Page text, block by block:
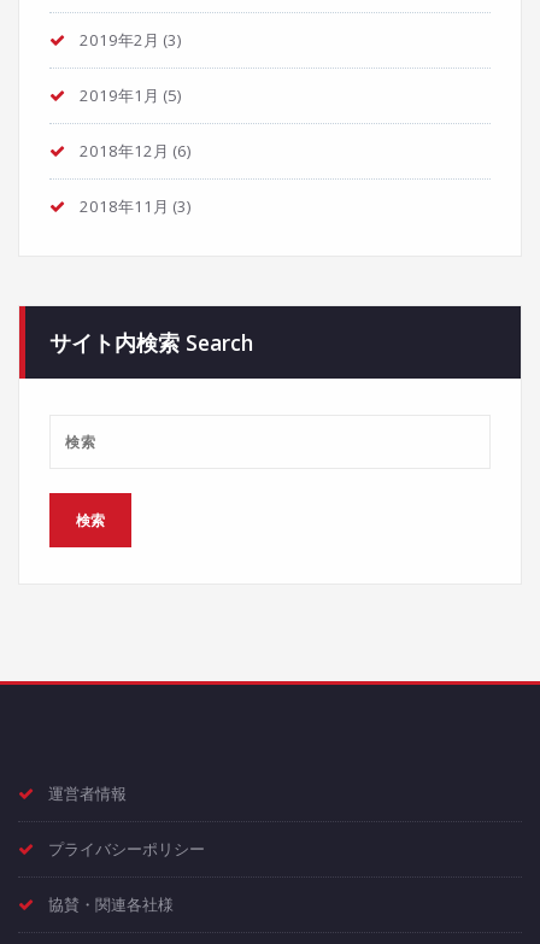
2019年2月 (3)
2019年1月 (5)
2018年12月 (6)
2018年11月 (3)
サイト内検索 Search
運営者情報
プライバシーポリシー
協賛・関連各社様